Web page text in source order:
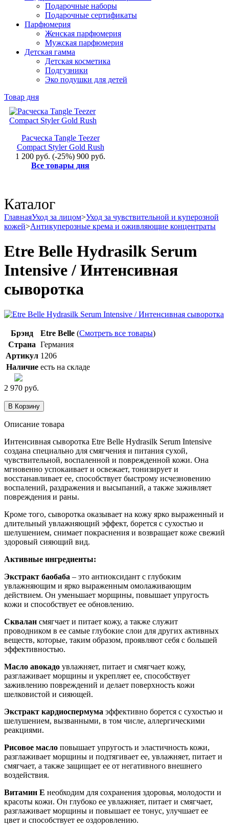
Подарочные наборы
Подарочные сертификаты
Парфюмерия
Женская парфюмерия
Мужская парфюмерия
Детская гамма
Детская косметика
Подгузники
Эко подушки для детей
Товар дня
Расческа Tangle Teezer
Compact Styler Gold Rush
1 200 руб. (-25%) 900 руб.
Все товары дня
Каталог
ГлавнаяУход за лицом>Уход за чувствительной и куперозной
кожей>Антикуперозные крема и оживляющие концентраты
Etre Belle Hydrasilk Serum
Intensive / Интенсивная
сыворотка
Брэнд Etre Belle (Смотреть все товары)
Страна Германия
Артикул 1206
Наличие есть на складе
2 970 руб.
Описание товара
Интенсивная сыворотка Etre Belle Hydrasilk Serum Intensive
создана специально для смягчения и питания сухой,
чувствительной, воспаленной и поврежденной кожи. Она
мгновенно успокаивает и освежает, тонизирует и
восстанавливает ее, способствует быстрому исчезновению
воспалений, раздражения и высыпаний, а также заживляет
повреждения и раны.
Кроме того, сыворотка оказывает на кожу ярко выраженный и
длительный увлажняющий эффект, борется с сухостью и
шелушением, снимает покраснения и возвращает коже свежий
здоровый сияющий вид.
Активные ингредиенты:
Экстракт баобаба – это антиоксидант с глубоким
увлажняющим и ярко выраженным омолаживающим
действием. Он уменьшает морщины, повышает упругость
кожи и способствует ее обновлению.
Сквалан смягчает и питает кожу, а также служит
проводником в ее самые глубокие слои для других активных
веществ, которые, таким образом, проявляют себя с большей
эффективностью.
Масло авокадо увлажняет, питает и смягчает кожу,
разглаживает морщины и укрепляет ее, способствует
заживлению повреждений и делает поверхность кожи
шелковистой и сияющей.
Экстракт кардиоспермума эффективно борется с сухостью и
шелушением, вызванными, в том числе, аллергическими
реакциями.
Рисовое масло повышает упругость и эластичность кожи,
разглаживает морщины и подтягивает ее, увлажняет, питает и
смягчает, а также защищает ее от негативного внешнего
воздействия.
Витамин Е необходим для сохранения здоровья, молодости и
красоты кожи. Он глубоко ее увлажняет, питает и смягчает,
разглаживает морщины и повышает ее тонус, улучшает ее
цвет и способствует ее оздоровлению.